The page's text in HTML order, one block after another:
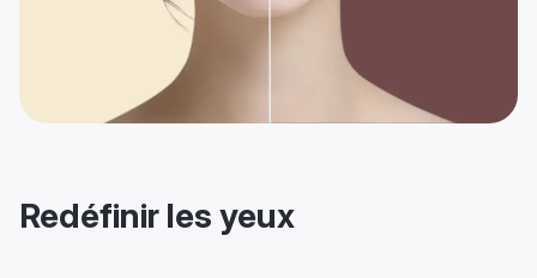
Redéfinir les yeux